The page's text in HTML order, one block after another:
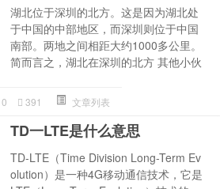
湖北位于深圳的北方。这是因为湖北处
于中国的中部地区，而深圳则位于中国
南部。两地之间相距大约1000多公里。
简而言之，湖北在深圳的北方 其他小伙
0 391 文章列表
TD一LTE是什么意思
TD-LTE（Time Division Long-Term Ev
olution）是一种4G移动通信技术，它是